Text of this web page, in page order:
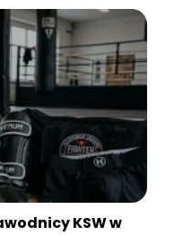
KSW w